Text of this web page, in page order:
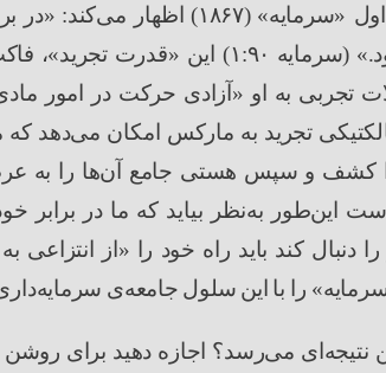
«سرمایه»
(۱۸۶۷) اظهار میکند:
«در
»
(سرمایه ۱:۹۰ ) این «قدرت تجرید»،
تجربی به او « آزادی حرکت در امور
تجرید به مارکس امکان میدهد که
کشف و سپس هستی جامع آنها را به
اینطور بهنظر بیاید که ما در برابر
دنبال کند باید راه خود را « از انتزاعی
» را با این سلول جامعهی سرمایه
نتیجه ای میرسد؟ اجازه دهید برای